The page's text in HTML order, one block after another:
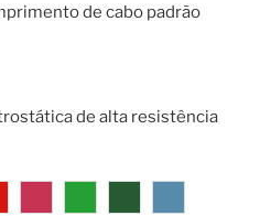
de cabo padrão
de alta resistência